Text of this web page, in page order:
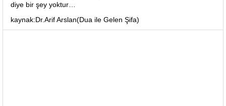
diye bir şey yoktur…
kaynak:Dr.Arif Arslan(Dua ile Gelen Şifa)